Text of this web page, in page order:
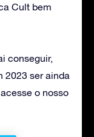
Cult bem
conseguir,
2023 ser ainda
o nosso